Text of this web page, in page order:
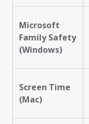
Microsoft
Family Safety
(Windows)
Screen Time
(Mac)